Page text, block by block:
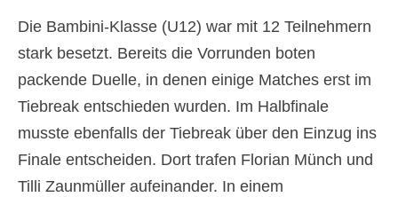
Die Bambini-Klasse (U12) war mit 12 Teilnehmern
stark besetzt. Bereits die Vorrunden boten
packende Duelle, in denen einige Matches erst im
Tiebreak entschieden wurden. Im Halbfinale
musste ebenfalls der Tiebreak über den Einzug ins
Finale entscheiden. Dort trafen Florian Münch und
Tilli Zaunmüller aufeinander. In einem